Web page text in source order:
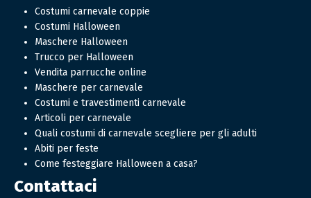
Costumi carnevale coppie
Costumi Halloween
Maschere Halloween
Trucco per Halloween
Vendita parrucche online
Maschere per carnevale
Costumi e travestimenti carnevale
Articoli per carnevale
Quali costumi di carnevale scegliere per gli adulti
Abiti per feste
Come festeggiare Halloween a casa?
Contattaci